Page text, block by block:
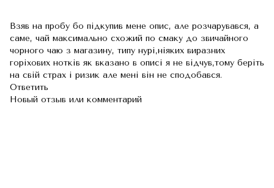
Взяв на пробу бо підкупив мене опис, але розчарувався, а
саме, чай максимально схожий по смаку до звичайного
чорного чаю з магазину, типу нурі,ніяких виразних
горіхових нотків як вказано в описі я не відчув,тому беріть
на свій страх і ризик але мені він не сподобався.
Ответить
Новый отзыв или комментарий